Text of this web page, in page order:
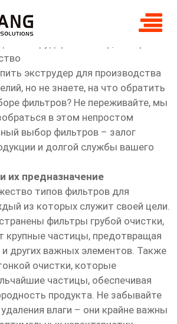
для экструдеров
экструдер для производства
но не знаете, на что обратить
фильтров? Не переживайте, мы
в этом непростом
выбор фильтров – залог
и долгой службы вашего
их предназначение
типов фильтров для
из которых служит своей цели.
фильтры грубой очистки,
крупные частицы, предотвращая
других важных элементов. Также
очистки, которые
частицы, обеспечивая
продукта. Не забывайте
влаги – они крайне важны